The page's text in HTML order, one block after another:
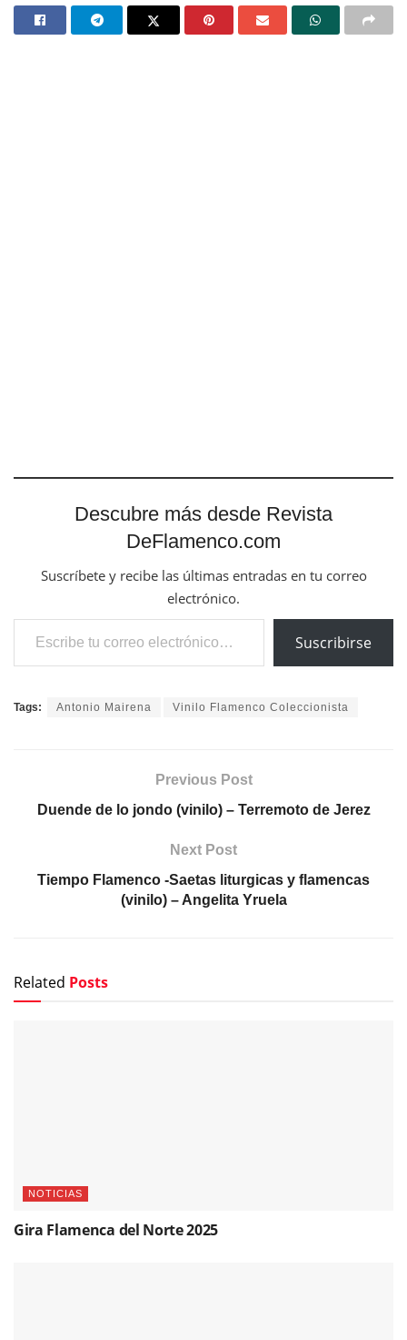
Descubre más desde Revista
DeFlamenco.com
Suscríbete y recibe las últimas entradas en tu correo
electrónico.
Escribe tu correo electrónico…
Suscribirse
Tags: Antonio Mairena Vinilo Flamenco Coleccionista
Previous Post
Duende de lo jondo (vinilo) – Terremoto de Jerez
Next Post
Tiempo Flamenco -Saetas liturgicas y flamencas
(vinilo) – Angelita Yruela
Related Posts
NOTICIAS
Gira Flamenca del Norte 2025